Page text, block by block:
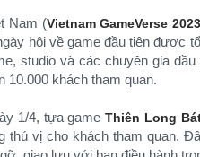
Nam (Vietnam GameVerse 2023
hội về game đầu tiên được
studio và các chuyên gia
10.000 khách tham quan.
1/4, tựa gameThiên Long
thú vị cho khách tham quan.